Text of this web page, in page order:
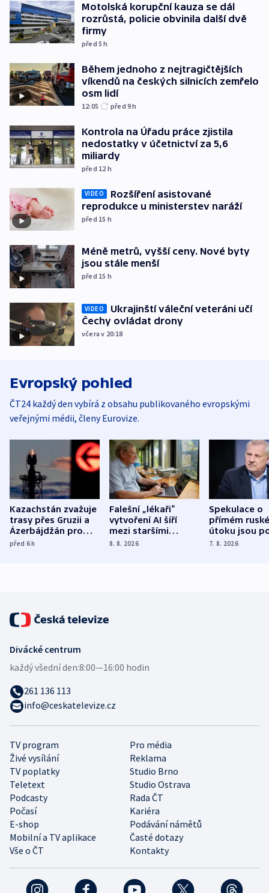
Motolská korupční kauza se dál
rozrůstá, policie obvinila další dvě
firmy
před 5h
Během jednoho z nejtragičtějších
víkendů na českých silnicích zemřelo
osm lidí
12:05 před 9h
Kontrola na Úřadu práce zjistila
nedostatky v účetnictví za 5,6
miliardy
před 12 h
VIDEO
Rozšíření asistované
reprodukce u ministerstev naráží
před 15 h
Méně metrů, vyšší ceny. Nové byty
jsou stále menší
před 15 h
VIDEO
Ukrajinští váleční veteráni učí
Čechy ovládat drony
včera v 20:18
Evropský pohled
ČT24 každý den vybírá z obsahu publikovaného evropskými
veřejnými médii, členy Eurovize.
Kazachstán zvažuje
trasy přes Gruzii a
Ázerbájdžán pro
vývoz ropy do
před 6h
Falešní „lékaři“
vytvoření AI šíří
mezi staršími
Poláky nebezpečné
8. 8. 2026
Spekulace o
přímém
útoku jsou
míní
7. 8. 2026
TV program
Pro média
Živé vysílání
Reklama
TV poplatky
Studio Brno
Teletext
Studio Ostrava
Podcasty
Rada ČT
Počasí
Kariéra
E-shop
Podávání námětů
Mobilní a TV aplikace
Časté dotazy
Vše o ČT
Kontakty
Divácké centrum
každý všední den:8:00—16:00 hodin
261 136 113
info@ceskatelevize.cz